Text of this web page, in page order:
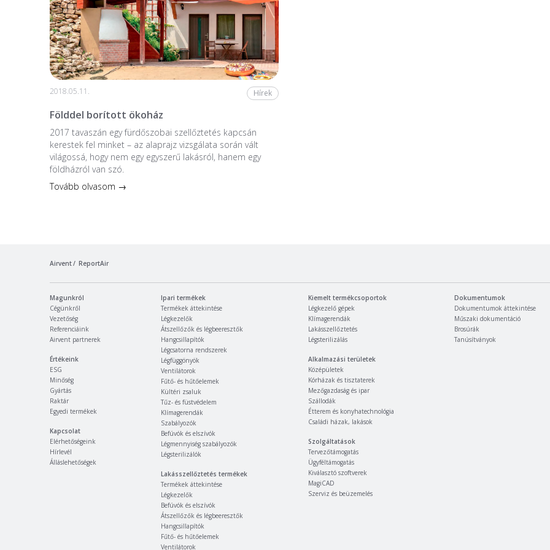
2018.05.11. Hírek
Földdel borított ökoház
2017 tavaszán egy fürdőszobai szellőztetés kapcsán
kerestek fel minket – az alaprajz vizsgálata során vált
világossá, hogy nem egy egyszerű lakásról, hanem egy
földházról van szó.
Tovább olvasom →
Airvent ReportAir
Magunkról
Cégünkről
Vezetőség
Referenciáink
Airvent partnerek
Értékeink
ESG
Minőség
Gyártás
Raktár
Egyedi termékek
Kapcsolat
Elérhetőségeink
Hírlevél
Álláslehetőségek
Ipari termékek
Termékek áttekintése
Légkezelők
Átszellőzők és légbeeresztők
Hangcsillapítók
Légcsatorna rendszerek
Légfüggönyök
Ventilátorok
Fűtő- és hűtőelemek
Kültéri zsaluk
Tűz- és füstvédelem
Klímagerendák
Szabályozók
Befúvók és elszívók
Légmennyiség szabályozók
Légsterilizálók
Lakásszellőztetés termékek
Termékek áttekintése
Légkezelők
Befúvók és elszívók
Átszellőzők és légbeeresztők
Hangcsillapítók
Fűtő- és hűtőelemek
Ventilátorok
Kiemelt termékcsoportok
Légkezelő gépek
Klímagerendák
Lakásszellőztetés
Légsterilizálás
Alkalmazási területek
Középületek
Kórházak és tisztaterek
Mezőgazdaság és ipar
Szállodák
Étterem és konyhatechnológia
Családi házak, lakások
Szolgáltatások
Tervezőtámogatás
Ügyféltámogatás
Kiválasztó szoftverek
MagiCAD
Szerviz és beüzemelés
Dokumentumok
Dokumentumok áttekintése
Műszaki dokumentáció
Brosúrák
Tanúsítványok